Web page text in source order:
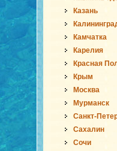
Казань
Камчатка
Карелия
Красная
Крым
Москва
Мурманск
Санкт-
Сахалин
Сочи